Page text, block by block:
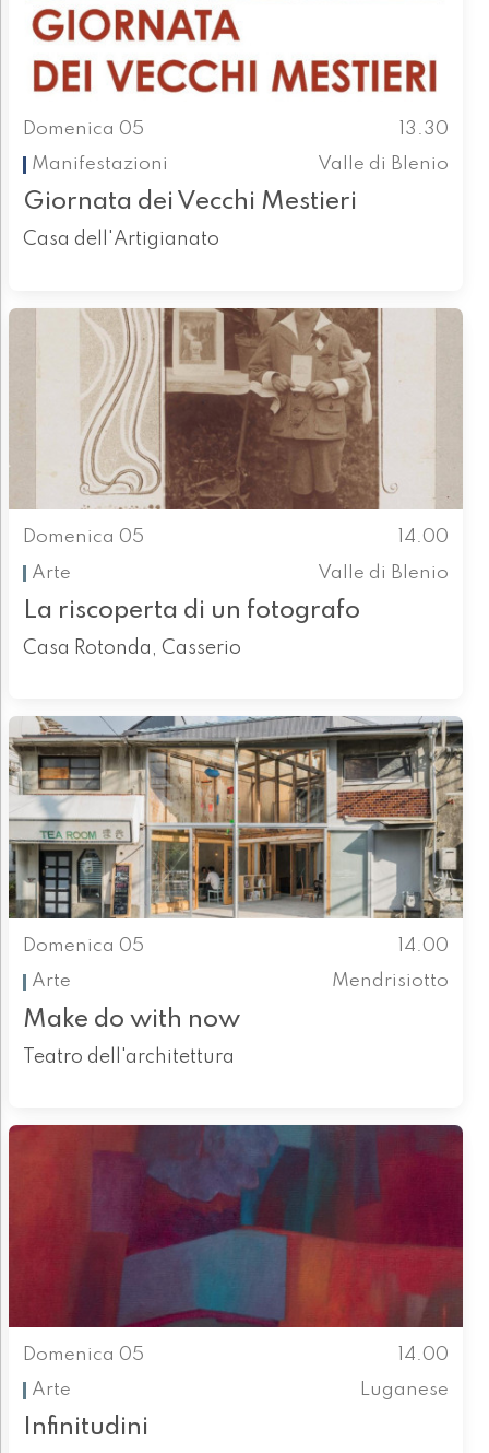
Domenica 05
13.30
Manifestazioni
Valle di Blenio
Giornata dei Vecchi Mestieri
Casa dell'Artigianato
Domenica 05
14.00
Arte
Valle di Blenio
La riscoperta di un fotografo
Casa Rotonda, Casserio
Domenica 05
14.00
Arte
Mendrisiotto
Make do with now
Teatro dell'architettura
Domenica 05
14.00
Arte
Luganese
Infinitudini